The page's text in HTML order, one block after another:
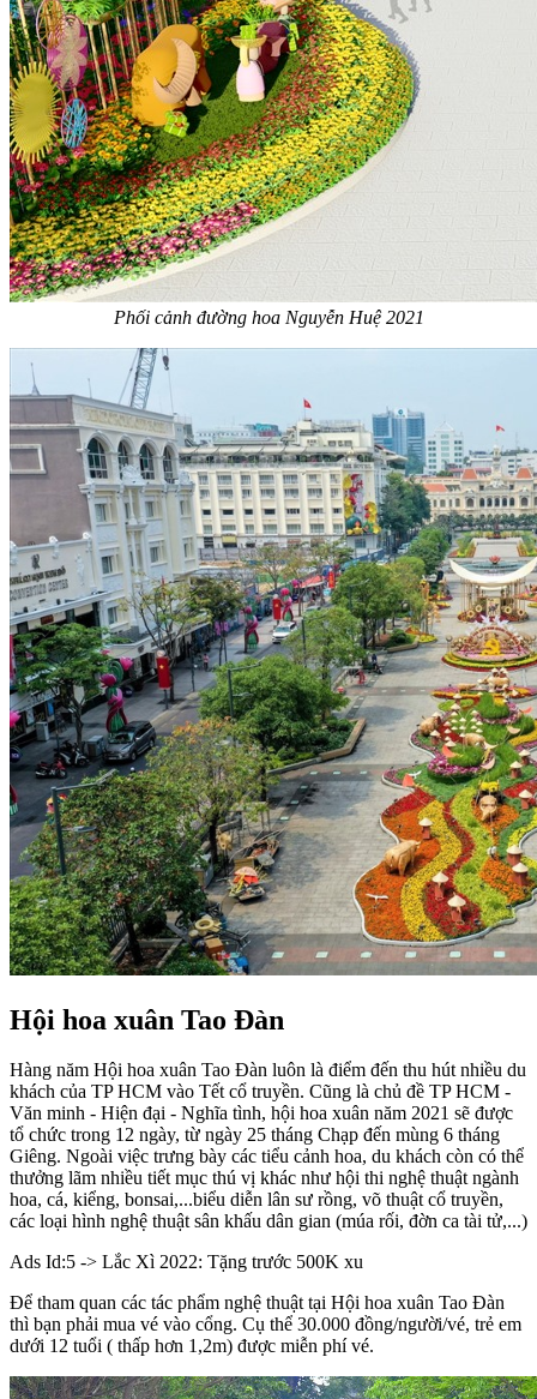
Phối cảnh đường hoa Nguyễn Huệ 2021
Hội hoa xuân Tao Đàn
Hàng năm Hội hoa xuân Tao Đàn luôn là điểm đến thu hút nhiều du
khách của TP HCM vào Tết cổ truyền. Cũng là chủ đề TP HCM -
Văn minh - Hiện đại - Nghĩa tình, hội hoa xuân năm 2021 sẽ được
tổ chức trong 12 ngày, từ ngày 25 tháng Chạp đến mùng 6 tháng
Giêng. Ngoài việc trưng bày các tiểu cảnh hoa, du khách còn có thể
thưởng lãm nhiều tiết mục thú vị khác như hội thi nghệ thuật ngành
hoa, cá, kiểng, bonsai,...biểu diễn lân sư rồng, võ thuật cổ truyền,
các loại hình nghệ thuật sân khấu dân gian (múa rối, đờn ca tài tử,...)
Ads Id:5 -> Lắc Xì 2022: Tặng trước 500K xu
Để tham quan các tác phẩm nghệ thuật tại Hội hoa xuân Tao Đàn
thì bạn phải mua vé vào cổng. Cụ thể 30.000 đồng/người/vé, trẻ em
dưới 12 tuổi ( thấp hơn 1,2m) được miễn phí vé.